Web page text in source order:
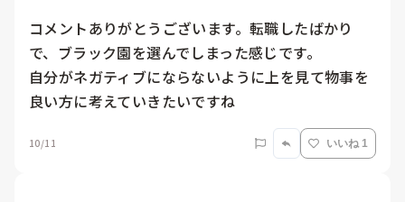
コメントありがとうございます。転職したばかり
で、ブラック園を選んでしまった感じです。
自分がネガティブにならないように上を見て物事を
良い方に考えていきたいですね
10/11 いいね 1